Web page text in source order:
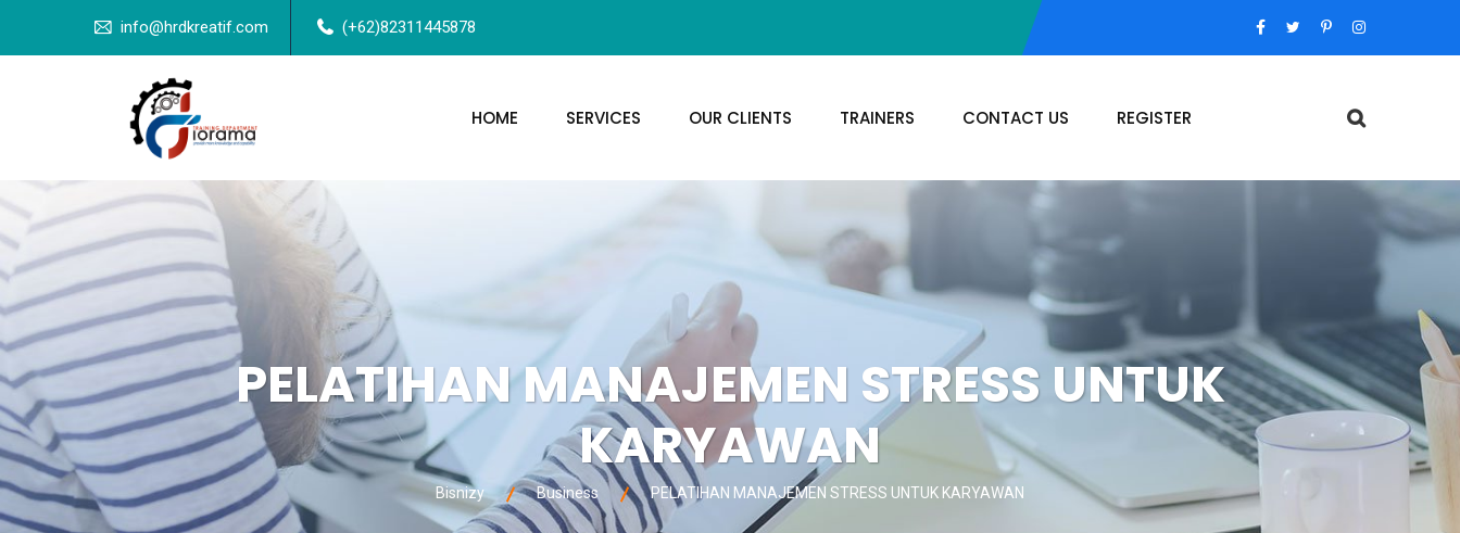
info@hrdkreatif.com (+62)82311445878
HOME SERVICES OUR CLIENTS TRAINERS CONTACT US REGISTER
PELATIHAN MANAJEMEN STRESS UNTUK
KARYAWAN
Bisnizy Business PELATIHAN MANAJEMEN STRESS UNTUK KARYAWAN